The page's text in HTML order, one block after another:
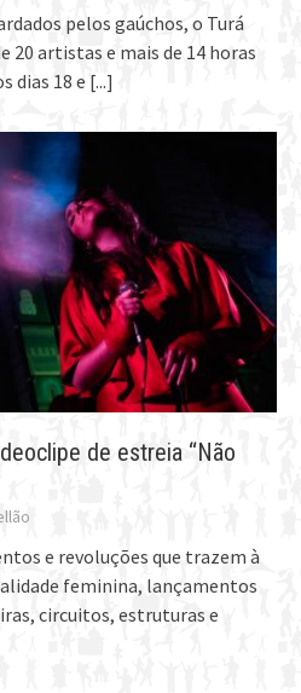
pelos gaúchos, o Turá
20 artistas e mais de 14 horas
dias 18 e [...]
de estreia “Não
e revoluções que trazem à
feminina, lançamentos
circuitos, estruturas e